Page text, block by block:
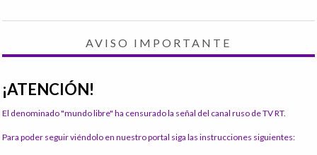
AVISO IMPORTANTE
¡ATENCIÓN!
El denominado "mundo libre" ha censurado la señal del canal ruso de TV RT.
Para poder seguir viéndolo en nuestro portal siga las instrucciones siguientes: